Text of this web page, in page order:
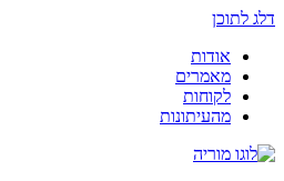
דלג לתוכן
אודות
מאמרים
לקוחות
מהעיתונות